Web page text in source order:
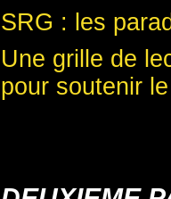
SRG : les
Une grille de
pour soutenir